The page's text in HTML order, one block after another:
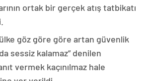
ortak bir gerçek atış tatbikatı
göz göre göre artan güvenlik
sessiz kalamaz” denilen
vermek kaçınılmaz hale